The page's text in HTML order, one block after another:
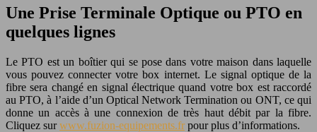
Une Prise Terminale Optique ou PTO en
quelques lignes
Le PTO est un boîtier qui se pose dans votre maison dans laquelle
vous pouvez connecter votre box internet. Le signal optique de la
fibre sera changé en signal électrique quand votre box est raccordé
au PTO, à l’aide d’un Optical Network Termination ou ONT, ce qui
donne un accès à une connexion de très haut débit par la fibre.
Cliquez surwww.fuzion-equipements.fr pour plus d’informations.